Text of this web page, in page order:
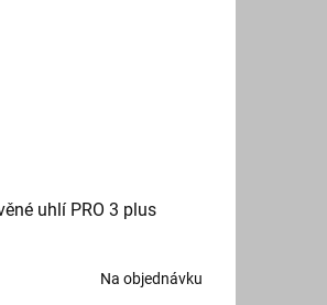
uhlí PRO 3 plus
Na objednávku